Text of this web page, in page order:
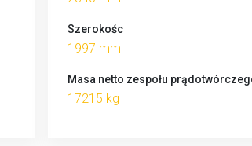
Szerokośc
1997 mm
Masa netto zespołu
17215 kg